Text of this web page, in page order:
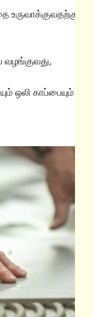
வழங்குவது,
ஒலி காப்பையும்